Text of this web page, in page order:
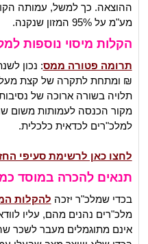
ההוצאה. כך למשל, עמותה
מע"מ על 95% המזון שנקנה.
הקלות מיסוי נוספות
תרומה פטורה ממס
₪ ומתחת לתקרה של קצת מעל
תלויה בשורה ארוכה של
מקור הכנסה לעמותות משום
למלכ"רים לכדאית כלכלית.
לחצו כאן לרשימת סעיפי
תנאים להכרה במוסד
בכדי שמלכ"ר יזכה להקלות
מלכ"רים נהנים מהם, עליו
אינם מתוגמלים מעבר לשכר